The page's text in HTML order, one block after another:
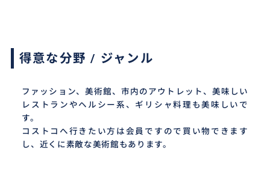
得意な分野 / ジャンル
ファッション、美術館、市内のアウトレット、美味しい
レストランやヘルシー系、ギリシャ料理も美味しいで
す。
コストコへ行きたい方は会員ですので買い物できます
し、近くに素敵な美術館もあります。